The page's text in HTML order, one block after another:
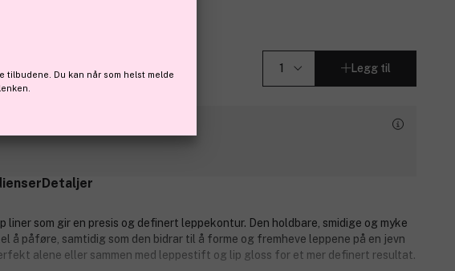
Berry 1g
Legg til
Detaljer
liner som gir en presis og definert leppekontur. Den holdbare, smidige og myke
å påføre, samtidig som den bidrar til å forme og fremheve leppene på en jevn
alene eller sammen med leppestift og lip gloss for et mer definert resultat.
tilbudene. Du kan når som helst melde